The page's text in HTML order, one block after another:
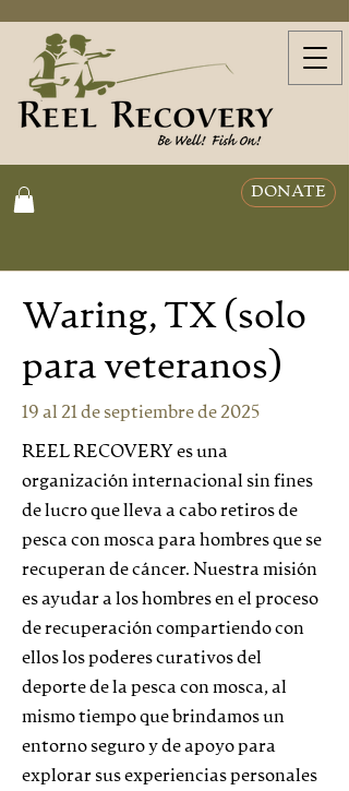
DONATE
Waring, TX (solo
para veteranos)
19 al 21 de septiembre de 2025
REEL RECOVERY es una
organización internacional sin fines
de lucro que lleva a cabo retiros de
pesca con mosca para hombres que se
recuperan de cáncer. Nuestra misión
es ayudar a los hombres en el proceso
de recuperación compartiendo con
ellos los poderes curativos del
deporte de la pesca con mosca, al
mismo tiempo que brindamos un
entorno seguro y de apoyo para
explorar sus experiencias personales